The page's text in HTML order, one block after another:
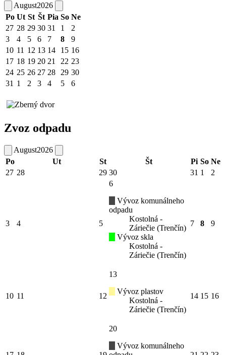
August2026
Po Ut St Št Pia So Ne
27 28 29 30 31 1
2
3
4 5 6 7 8
9
10 11 12 13 14 15 16
17 18 19 20 21 22 23
24 25 26 27 28 29 30
31 1 2 3 4 5 6
Zvoz odpadu
August2026
Po
Ut St Št Pi So Ne
27 28 29 30 31 1 2
3 4 5
6
Vývoz komunálneho
odpadu
Kostolná -
Záriečie (Trenčín)
Vývoz skla
Kostolná -
Záriečie (Trenčín)
7 8 9
10 11 12
13
Vývoz plastov
Kostolná -
Záriečie (Trenčín)
14 15 16
20
Vývoz komunálneho